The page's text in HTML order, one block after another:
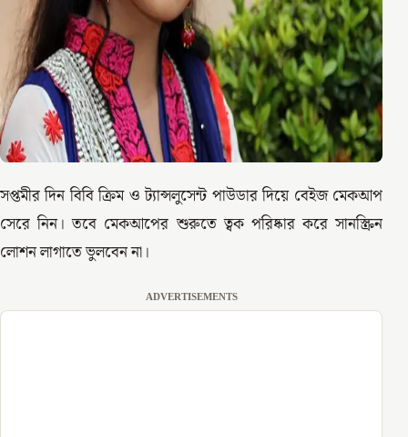
সপ্তমীর দিন বিবি ক্রিম ও ট্যান্সলুসেন্ট পাউডার দিয়ে বেইজ মেকআপ
সেরে নিন। তবে মেকআপের শুরুতে ত্বক পরিষ্কার করে সানস্ক্রিন
লোশন লাগাতে ভুলবেন না।
ADVERTISEMENTS